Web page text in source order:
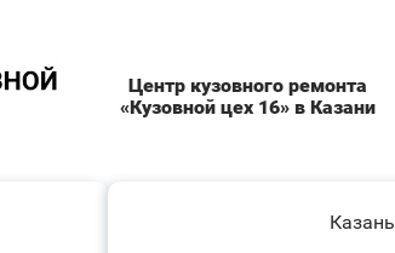
Центр кузовного ремонта
«Кузовной цех 16» в Казани
Казань